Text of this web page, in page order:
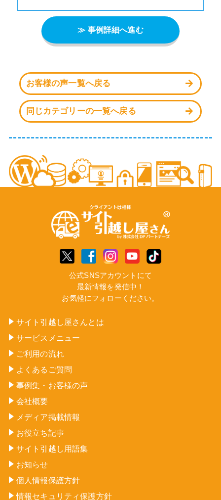
≫ 事例詳細へ進む
お客様の声一覧へ戻る
同じカテゴリーの一覧へ戻る
公式SNSアカウントにて
最新情報を発信中！
お気軽にフォローください。
サイト引越し屋さんとは
サービスメニュー
ご利用の流れ
よくあるご質問
事例集・お客様の声
会社概要
メディア掲載情報
お役立ち記事
サイト引越し用語集
お知らせ
個人情報保護方針
情報セキュリティ保護方針